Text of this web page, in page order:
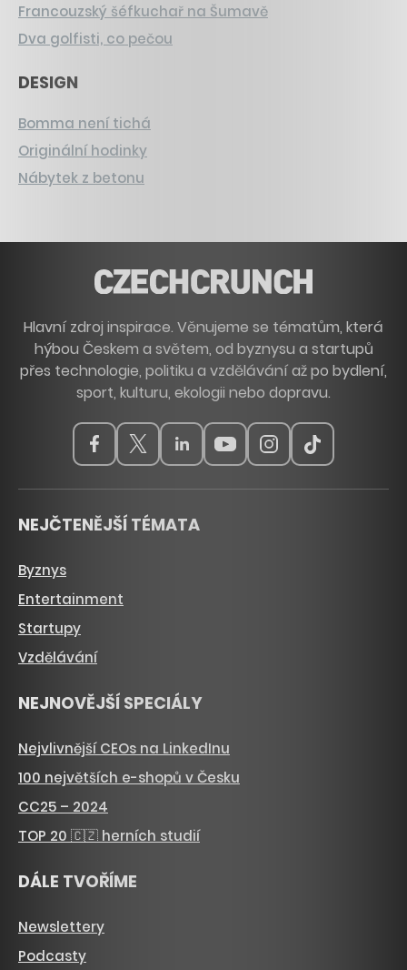
Francouzský šéfkuchař na Šumavě
Dva golfisti, co pečou
DESIGN
Bomma není tichá
Originální hodinky
Nábytek z betonu
Hlavní zdroj inspirace. Věnujeme se tématům, která
hýbou Českem a světem, od byznysu a startupů
přes technologie, politiku a vzdělávání až po bydlení,
sport, kulturu, ekologii nebo dopravu.
NEJČTENĚJŠÍ TÉMATA
Byznys
Entertainment
Startupy
Vzdělávání
NEJNOVĚJŠÍ SPECIÁLY
Nejvlivnější CEOs na LinkedInu
100 největších e-shopů v Česku
CC25 – 2024
TOP 20 🇨🇿 herních studií
DÁLE TVOŘÍME
Newslettery
Podcasty